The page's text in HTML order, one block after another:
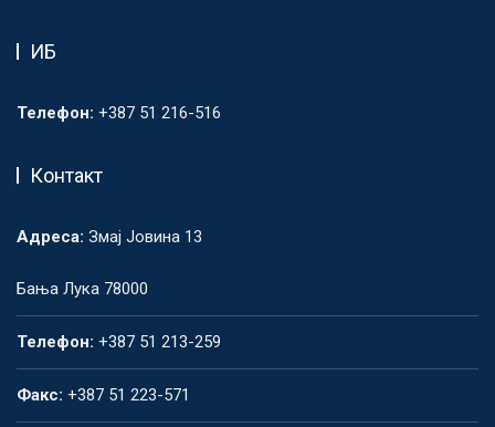
ИБ
Телефон: +387 51 216-516
Контакт
Адреса: Змај Јовина 13
Бања Лука 78000
Телефон: +387 51 213-259
Факс: +387 51 223-571